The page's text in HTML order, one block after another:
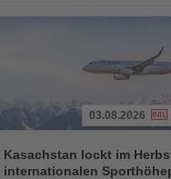
Sie
die
03.08.2026
Kasachstan lockt im
internationalen